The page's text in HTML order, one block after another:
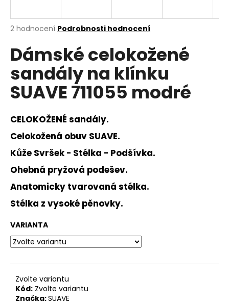
Průměrné
produktu
je
z
5
hvězdiček.
2 hodnocení Podrobnosti hodnocení
Dámské celokožené
sandály na klínku
SUAVE 711055 modré
CELOKOŽENÉ sandály.
Celokožená obuv SUAVE.
Kůže Svršek - Stélka - Podšívka.
Ohebná pryžová podešev.
Anatomicky tvarovaná stélka.
Stélka z vysoké pěnovky.
VARIANTA
Zvolte variantu
Kód: Zvolte variantu
Značka:SUAVE
j
t
?
HLEDAT
o
p
r
u
č
u
j
e
m
e